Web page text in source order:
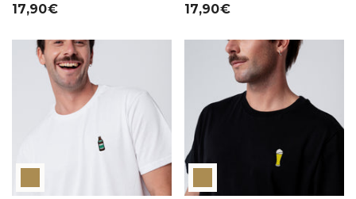
17,90€ 17,90€